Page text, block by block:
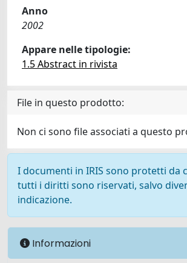
Anno
2002
Appare nelle tipologie:
1.5 Abstract in rivista
File in questo prodotto:
Non ci sono file associati a questo
I documenti in IRIS sono protetti da
tutti i diritti sono riservati, salvo
indicazione.
Informazioni